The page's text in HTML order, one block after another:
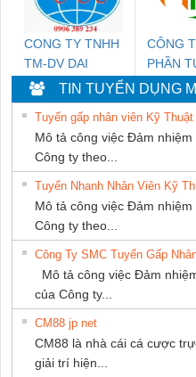
CONG TY TNHH
TM-DV DAI
DONG THANH
CÔNG
PHẦN
TIẾN
TIN TUYỂN DỤNG
Tuyển gấp nhân viên Kỹ
Mô tả công việc Đảm
Công ty theo...
Tuyển Nhanh Nhân Viên Kỹ
Mô tả công việc Đảm
Công ty theo...
Công Ty SMC Tuyển Gấp
Mô tả công việc Đảm
của Công ty...
CM88 jp net
CM88 là nhà cái cá cược
giải trí hiện...